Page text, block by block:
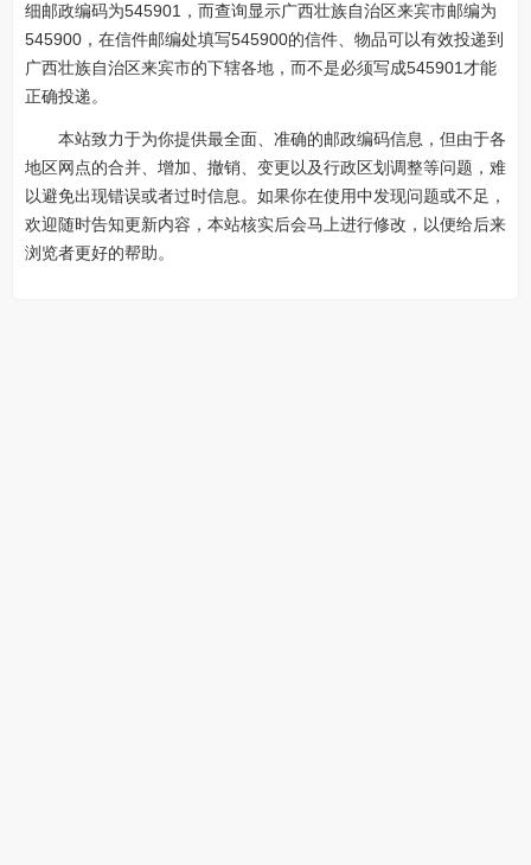
细邮政编码为545901，而查询显示广西壮族自治区来宾市邮编为
545900，在信件邮编处填写545900的信件、物品可以有效投递到
广西壮族自治区来宾市的下辖各地，而不是必须写成545901才能
正确投递。
本站致力于为你提供最全面、准确的邮政编码信息，但由于各
地区网点的合并、增加、撤销、变更以及行政区划调整等问题，难
以避免出现错误或者过时信息。如果你在使用中发现问题或不足，
欢迎随时告知更新内容，本站核实后会马上进行修改，以便给后来
浏览者更好的帮助。